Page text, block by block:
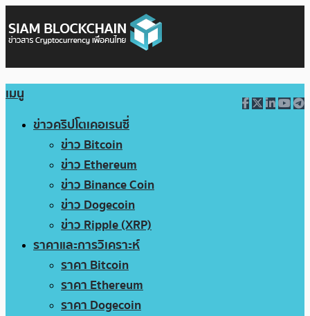
เมนู
ข่าวคริปโตเคอเรนซี่
ข่าว Bitcoin
ข่าว Ethereum
ข่าว Binance Coin
ข่าว Dogecoin
ข่าว Ripple (XRP)
ราคาและการวิเคราะห์
ราคา Bitcoin
ราคา Ethereum
ราคา Dogecoin